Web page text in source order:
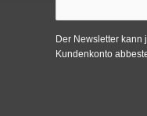
Der Newsletter kann
Kundenkonto